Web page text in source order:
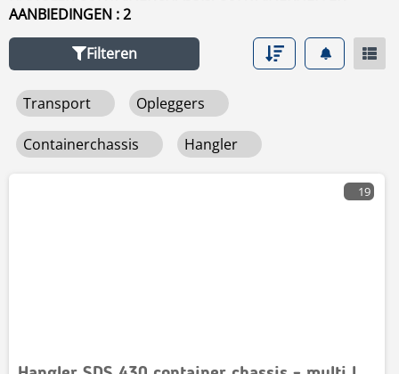
AANBIEDINGEN : 2
Filteren
Transport Opleggers
Containerchassis Hangler
19